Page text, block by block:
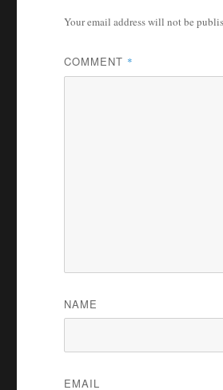
Your email address will not be
COMMENT *
NAME
EMAIL